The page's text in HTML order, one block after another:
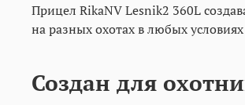
Прицел RikaNV Lesnik2 360L
на разных охотах в любых
Создан для